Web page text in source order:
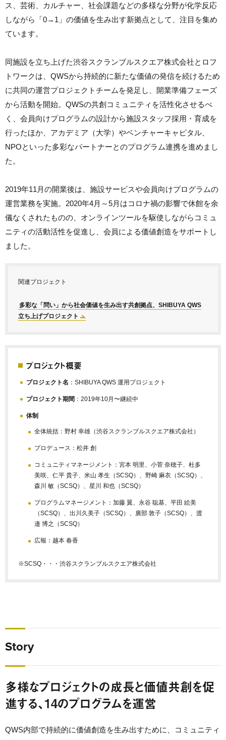
ス、芸術、カルチャー、社会課題などの多様な分野が化学反応
しながら「0→1」の価値を生み出す新拠点として、注目を集め
ています。
同施設を立ち上げた渋谷スクランブルスクエア株式会社とロフ
トワークは、QWSから持続的に新たな価値の発信を続けるため
に共同の運営プロジェクトチームを発足し、開業準備フェーズ
から活動を開始。QWSの共創コミュニティを活性化させるべ
く、会員向けプログラムの設計から施設スタッフ採用・育成を
行ったほか、アカデミア（大学）やベンチャーキャピタル、
NPOといった多彩なパートナーとのプログラム連携を進めまし
た。
2019年11月の開業後は、施設サービスや会員向けプログラムの
運営業務を実施。2020年4月～5月はコロナ禍の影響で休館を余
儀なくされたものの、オンラインツールを駆使しながらコミュ
ニティの活動活性を促進し、会員による価値創造をサポートし
ました。
関連プロジェクト
多彩な「問い」から社会価値を生み出す共創拠点、SHIBUYA QWS
立ち上げプロジェクト
プロジェクト概要
プロジェクト名 ：SHIBUYA QWS 運用プロジェクト
プロジェクト期間 ：2019年10月〜継続中
体制
全体統括：野村 幸雄（渋谷スクランブルスクエア株式会社）
プロデュース：松井 創
コミュニティマネージメント：宮本 明里、小菅 奈穂子、杜多
美咲、仁平 貴子、米山 孝生（SCSQ）、野崎 麻衣（SCSQ）、
森川 敏（SCSQ）、星川 和也（SCSQ）
プログラムマネージメント：加藤 翼、永谷 聡基、 平田 絵美
（SCSQ）、出川久美子（SCSQ）、廣部 敦子（SCSQ）、渡
邉 博之（SCSQ）
広報：越本 春香
※SCSQ・・・渋谷スクランブルスクエア株式会社
Story
多様なプロジェクトの成長と価値共創を促
進する、14のプログラムを運営
QWS内部で持続的に価値創造を生み出すために、コミュニティ